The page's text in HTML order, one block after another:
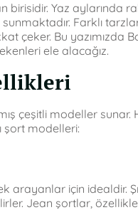
Yaz aylarında
Farklı
çeker. Bu yazımızda
ele alacağız.
çeşitli modeller sunar.
şort modelleri:
arayanlar için idealdir.
Jean şortlar,